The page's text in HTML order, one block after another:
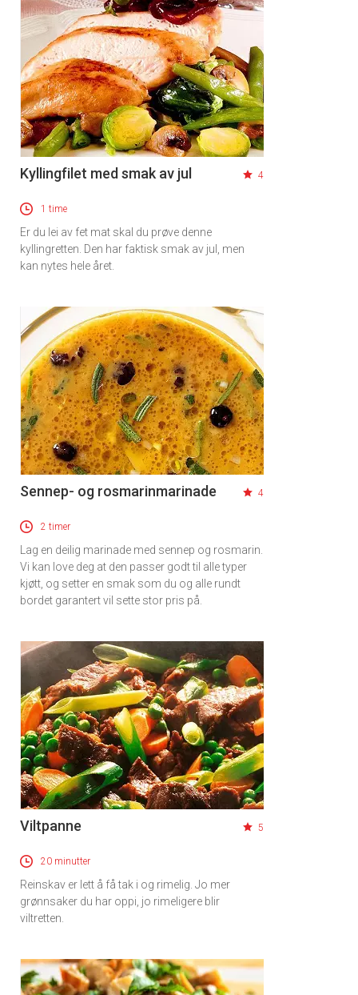
Kyllingfilet med smak av jul 4
1 time
Er du lei av fet mat skal du prøve denne
kyllingretten. Den har faktisk smak av jul, men
kan nytes hele året.
Sennep- og rosmarinmarinade 4
2 timer
Lag en deilig marinade med sennep og rosmarin.
Vi kan love deg at den passer godt til alle typer
kjøtt, og setter en smak som du og alle rundt
bordet garantert vil sette stor pris på.
Viltpanne 5
20 minutter
Reinskav er lett å få tak i og rimelig. Jo mer
grønnsaker du har oppi, jo rimeligere blir
viltretten.